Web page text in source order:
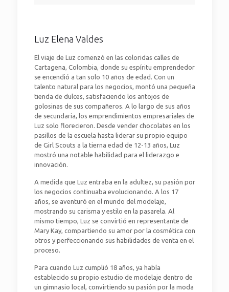
Luz Elena Valdes
El viaje de Luz comenzó en las coloridas calles de
Cartagena, Colombia, donde su espíritu emprendedor
se encendió a tan solo 10 años de edad. Con un
talento natural para los negocios, montó una pequeña
tienda de dulces, satisfaciendo los antojos de
golosinas de sus compañeros. A lo largo de sus años
de secundaria, los emprendimientos empresariales de
Luz solo florecieron. Desde vender chocolates en los
pasillos de la escuela hasta liderar su propio equipo
de Girl Scouts a la tierna edad de 12-13 años, Luz
mostró una notable habilidad para el liderazgo e
innovación.
A medida que Luz entraba en la adultez, su pasión por
los negocios continuaba evolucionando. A los 17
años, se aventuró en el mundo del modelaje,
mostrando su carisma y estilo en la pasarela. Al
mismo tiempo, Luz se convirtió en representante de
Mary Kay, compartiendo su amor por la cosmética con
otros y perfeccionando sus habilidades de venta en el
proceso.
Para cuando Luz cumplió 18 años, ya había
establecido su propio estudio de modelaje dentro de
un gimnasio local, convirtiendo su pasión por la moda